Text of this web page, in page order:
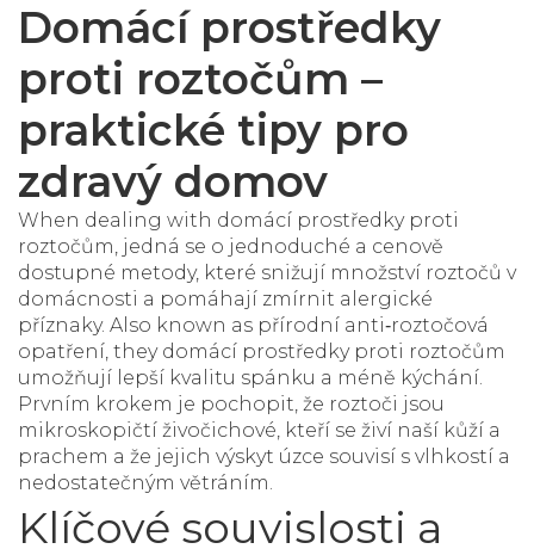
Domácí prostředky
proti roztočům –
praktické tipy pro
zdravý domov
When dealing with domácí prostředky proti
roztočům, jedná se o jednoduché a cenově
dostupné metody, které snižují množství roztočů v
domácnosti a pomáhají zmírnit alergické
příznaky. Also known as přírodní anti‑roztočová
opatření, they domácí prostředky proti roztočům
umožňují lepší kvalitu spánku a méně kýchání.
Prvním krokem je pochopit, že roztoči jsou
mikroskopičtí živočichové, kteří se živí naší kůží a
prachem a že jejich výskyt úzce souvisí s vlhkostí a
nedostatečným větráním.
Klíčové souvislosti a